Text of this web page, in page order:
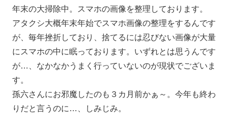
年末の大掃除中。スマホの画像を整理しております。
アタクシ大概年末年始でスマホ画像の整理をするんです
が、毎年挫折しており、捨てるには忍びない画像が大量
にスマホの中に眠っております。いずれとは思うんです
が…、なかなかうまく行っていないのが現状でございま
す。
孫六さんにお邪魔したのも３カ月前かぁ～。今年も終わ
りだと言うのに…、しみじみ。